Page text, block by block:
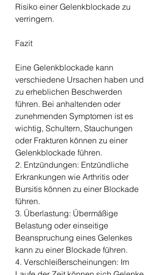
Risiko einer Gelenkblockade zu
verringern.
Fazit
Eine Gelenkblockade kann
verschiedene Ursachen haben und
zu erheblichen Beschwerden
führen. Bei anhaltenden oder
zunehmenden Symptomen ist es
wichtig, Schultern, Stauchungen
oder Frakturen können zu einer
Gelenkblockade führen.
2. Entzündungen: Entzündliche
Erkrankungen wie Arthritis oder
Bursitis können zu einer Blockade
führen.
3. Überlastung: Übermäßige
Belastung oder einseitige
Beanspruchung eines Gelenkes
kann zu einer Blockade führen.
4. Verschleißerscheinungen: Im